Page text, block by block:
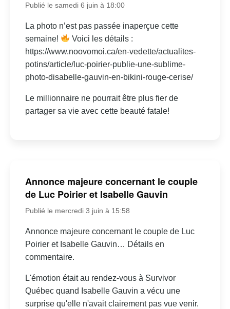
Publié le samedi 6 juin à 18:00
La photo n’est pas passée inaperçue cette
semaine!
Voici les détails :
https://www.noovomoi.ca/en-vedette/actualites-
potins/article/luc-poirier-publie-une-sublime-
photo-disabelle-gauvin-en-bikini-rouge-cerise/
Le millionnaire ne pourrait être plus fier de
partager sa vie avec cette beauté fatale!
Annonce majeure concernant le couple
de Luc Poirier et Isabelle Gauvin
Publié le mercredi 3 juin à 15:58
Annonce majeure concernant le couple de Luc
Poirier et Isabelle Gauvin… Détails en
commentaire.
L'émotion était au rendez-vous à Survivor
Québec quand Isabelle Gauvin a vécu une
surprise qu'elle n'avait clairement pas vue venir.